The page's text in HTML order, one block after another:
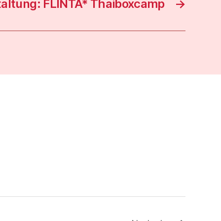
→
FLINTA* Thaiboxcamp